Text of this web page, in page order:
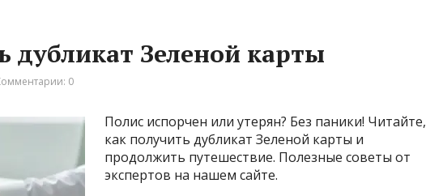
дубликат Зеленой карты
0
Полис испорчен или утерян? Без паники! Читайте,
как получить дубликат Зеленой карты и
продолжить путешествие. Полезные советы от
экспертов на нашем сайте.